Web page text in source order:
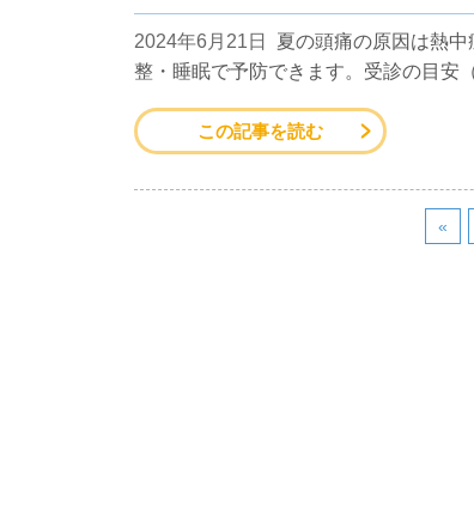
2024年6月21日
夏の頭痛の原因は熱
整・睡眠で予防できます。受診の目安
この記事を読む
«